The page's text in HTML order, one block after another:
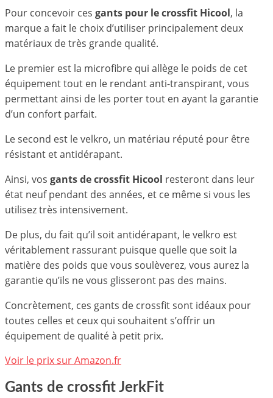
Pour concevoir ces gants pour le crossfit Hicool, la
marque a fait le choix d’utiliser principalement deux
matériaux de très grande qualité.
Le premier est la microfibre qui allège le poids de cet
équipement tout en le rendant anti-transpirant, vous
permettant ainsi de les porter tout en ayant la garantie
d’un confort parfait.
Le second est le velkro, un matériau réputé pour être
résistant et antidérapant.
Ainsi, vos gants de crossfit Hicool resteront dans leur
état neuf pendant des années, et ce même si vous les
utilisez très intensivement.
De plus, du fait qu’il soit antidérapant, le velkro est
véritablement rassurant puisque quelle que soit la
matière des poids que vous soulèverez, vous aurez la
garantie qu’ils ne vous glisseront pas des mains.
Concrètement, ces gants de crossfit sont idéaux pour
toutes celles et ceux qui souhaitent s’offrir un
équipement de qualité à petit prix.
Voir le prix sur Amazon.fr
Gants de crossfit JerkFit